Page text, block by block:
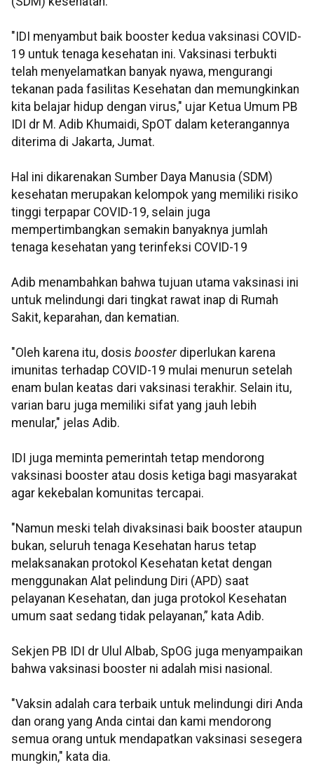
"IDI menyambut baik booster kedua vaksinasi COVID-
19 untuk tenaga kesehatan ini. Vaksinasi terbukti
telah menyelamatkan banyak nyawa, mengurangi
tekanan pada fasilitas Kesehatan dan memungkinkan
kita belajar hidup dengan virus," ujar Ketua Umum PB
IDI dr M. Adib Khumaidi, SpOT dalam keterangannya
diterima di Jakarta, Jumat.
Hal ini dikarenakan Sumber Daya Manusia (SDM)
kesehatan merupakan kelompok yang memiliki risiko
tinggi terpapar COVID-19, selain juga
mempertimbangkan semakin banyaknya jumlah
tenaga kesehatan yang terinfeksi COVID-19
Adib menambahkan bahwa tujuan utama vaksinasi ini
untuk melindungi dari tingkat rawat inap di Rumah
Sakit, keparahan, dan kematian.
"Oleh karena itu, dosis booster diperlukan karena
imunitas terhadap COVID-19 mulai menurun setelah
enam bulan keatas dari vaksinasi terakhir. Selain itu,
varian baru juga memiliki sifat yang jauh lebih
menular," jelas Adib.
IDI juga meminta pemerintah tetap mendorong
vaksinasi booster atau dosis ketiga bagi masyarakat
agar kekebalan komunitas tercapai.
"Namun meski telah divaksinasi baik booster ataupun
bukan, seluruh tenaga Kesehatan harus tetap
melaksanakan protokol Kesehatan ketat dengan
menggunakan Alat pelindung Diri (APD) saat
pelayanan Kesehatan, dan juga protokol Kesehatan
umum saat sedang tidak pelayanan,” kata Adib.
Sekjen PB IDI dr Ulul Albab, SpOG juga menyampaikan
bahwa vaksinasi booster ni adalah misi nasional.
"Vaksin adalah cara terbaik untuk melindungi diri Anda
dan orang yang Anda cintai dan kami mendorong
semua orang untuk mendapatkan vaksinasi sesegera
mungkin," kata dia.